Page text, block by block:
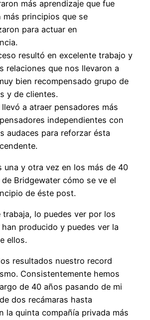
más aprendizaje que fue
más principios que se
para actuar en
resultó en excelente trabajo y
relaciones que nos llevaron a
bien recompensado grupo de
y de clientes.
a atraer pensadores más
independientes con
audaces para reforzar ésta
una y otra vez en los más de 40
Bridgewater cómo se ve el
de éste post.
trabaja, lo puedes ver por los
producido y puedes ver la
ellos.
resultados nuestro record
Consistentemente hemos
de 40 años pasando de mi
dos recámaras hasta
la quinta compañía privada más